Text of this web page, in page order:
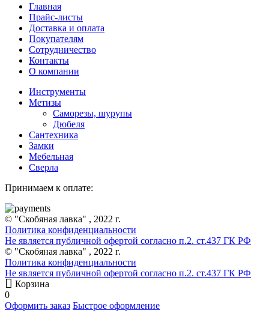
Главная
Прайс-листы
Доставка и оплата
Покупателям
Сотрудничество
Контакты
О компании
Инструменты
Метизы
Саморезы, шурупы
Дюбеля
Сантехника
Замки
Мебельная
Сверла
Принимаем к оплате:
© "Скобяная лавка" , 2022 г.
Политика конфиденциальности
Не является публичной офертой согласно п.2. ст.437 ГК РФ
© "Скобяная лавка" , 2022 г.
Политика конфиденциальности
Не является публичной офертой согласно п.2. ст.437 ГК РФ
Корзина
0
Оформить заказ Быстрое оформление